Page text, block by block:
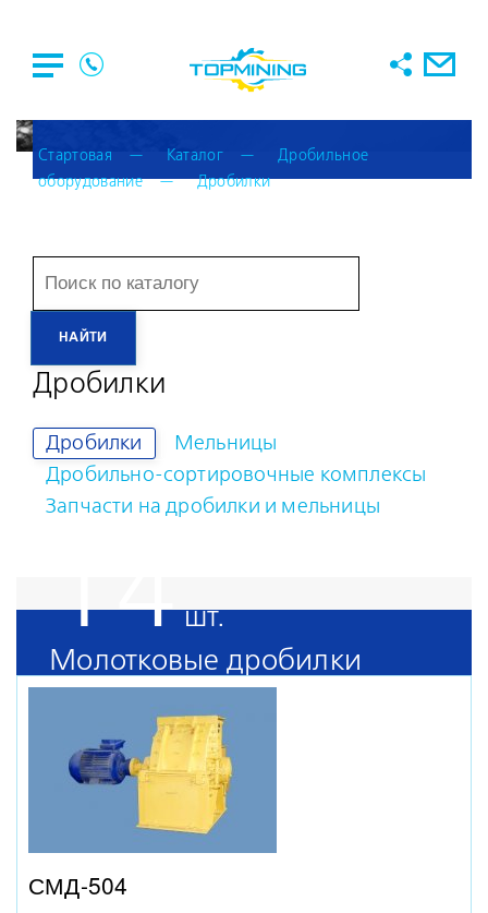
Стартовая Каталог
Дробильное
оборудование
Дробилки
Дробилки
Дробилки
Мельницы
Дробильно-сортировочные комплексы
Запчасти на дробилки и мельницы
Молотковые дробилки
14
СМД-504